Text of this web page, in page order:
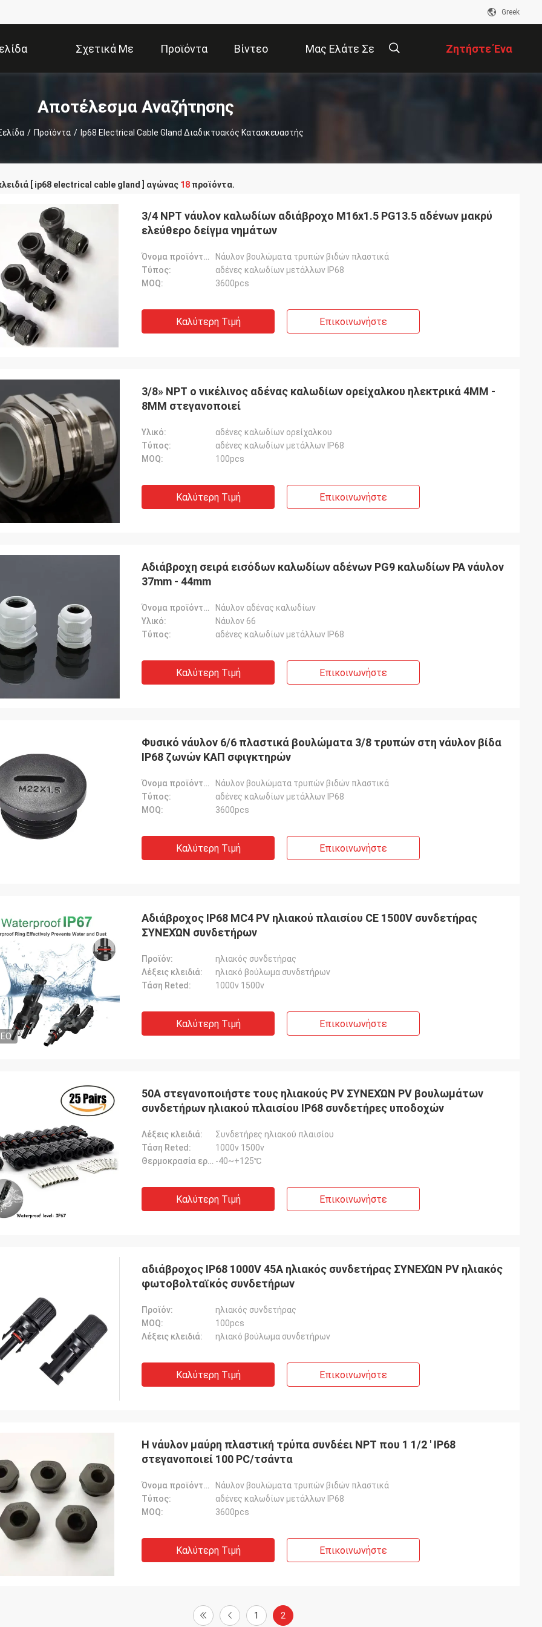
Greek
Σχετικά Με Προϊόντα Βίντεο Μας Ελάτε Σε Ζητήστε Ένα
Απόσπασμα
Αποτέλεσμα Αναζήτησης
/ Προϊόντα / Ip68 Electrical Cable Gland Διαδικτυακός Κατασκευαστής
[ ip68 electrical cable gland ] αγώνας 18 προϊόντα.
3/4 NPT νάυλον καλωδίων αδιάβροχο M16x1.5 PG13.5 αδένων μακρύ
ελεύθερο δείγμα νημάτων
Όνομα προϊόντων:
Νάυλον βουλώματα τρυπών βιδών πλαστικά
Τύπος:
αδένες καλωδίων μετάλλων IP68
MOQ:
3600pcs
Καλύτερη Τιμή Επικοινωνήστε
3/8» NPT ο νικέλινος αδένας καλωδίων ορείχαλκου ηλεκτρικά 4MM -
8MM στεγανοποιεί
Υλικό:
αδένες καλωδίων ορείχαλκου
Τύπος:
αδένες καλωδίων μετάλλων IP68
MOQ:
100pcs
Καλύτερη Τιμή Επικοινωνήστε
Αδιάβροχη σειρά εισόδων καλωδίων αδένων PG9 καλωδίων PA νάυλον
37mm - 44mm
Όνομα προϊόντων:
Νάυλον αδένας καλωδίων
Υλικό:
Νάυλον 66
Τύπος:
αδένες καλωδίων μετάλλων IP68
Καλύτερη Τιμή Επικοινωνήστε
Φυσικό νάυλον 6/6 πλαστικά βουλώματα 3/8 τρυπών στη νάυλον βίδα
IP68 ζωνών ΚΑΠ σφιγκτηρών
Όνομα προϊόντων:
Νάυλον βουλώματα τρυπών βιδών πλαστικά
Τύπος:
αδένες καλωδίων μετάλλων IP68
MOQ:
3600pcs
Καλύτερη Τιμή Επικοινωνήστε
Αδιάβροχος IP68 MC4 PV ηλιακού πλαισίου CE 1500V συνδετήρας
ΣΥΝΕΧΏΝ συνδετήρων
Προϊόν:
ηλιακός συνδετήρας
Λέξεις κλειδιά:
ηλιακό βούλωμα συνδετήρων
Τάση Reted:
1000v 1500v
Καλύτερη Τιμή Επικοινωνήστε
50A στεγανοποιήστε τους ηλιακούς PV ΣΥΝΕΧΏΝ PV βουλωμάτων
συνδετήρων ηλιακού πλαισίου IP68 συνδετήρες υποδοχών
Λέξεις κλειδιά:
Συνδετήρες ηλιακού πλαισίου
Τάση Reted:
1000v 1500v
Θερμοκρασία εργασίας: -40~+125℃
Καλύτερη Τιμή Επικοινωνήστε
αδιάβροχος IP68 1000V 45A ηλιακός συνδετήρας ΣΥΝΕΧΏΝ PV ηλιακός
φωτοβολταϊκός συνδετήρων
Προϊόν:
ηλιακός συνδετήρας
MOQ:
100pcs
Λέξεις κλειδιά:
ηλιακό βούλωμα συνδετήρων
Καλύτερη Τιμή Επικοινωνήστε
Η νάυλον μαύρη πλαστική τρύπα συνδέει NPT που 1 1/2 ' IP68
στεγανοποιεί 100 PC/τσάντα
Όνομα προϊόντων:
Νάυλον βουλώματα τρυπών βιδών πλαστικά
Τύπος:
αδένες καλωδίων μετάλλων IP68
MOQ:
3600pcs
Καλύτερη Τιμή Επικοινωνήστε
1 2